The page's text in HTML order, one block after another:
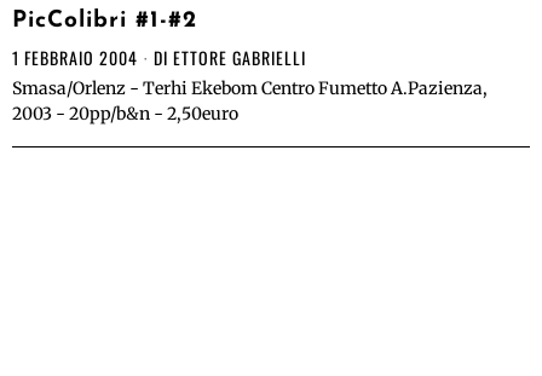
PicColibri #1-#2
1 FEBBRAIO 2004 DI ETTORE GABRIELLI
Smasa/Orlenz - Terhi Ekebom Centro Fumetto A.Pazienza,
2003 - 20pp/b&n - 2,50euro